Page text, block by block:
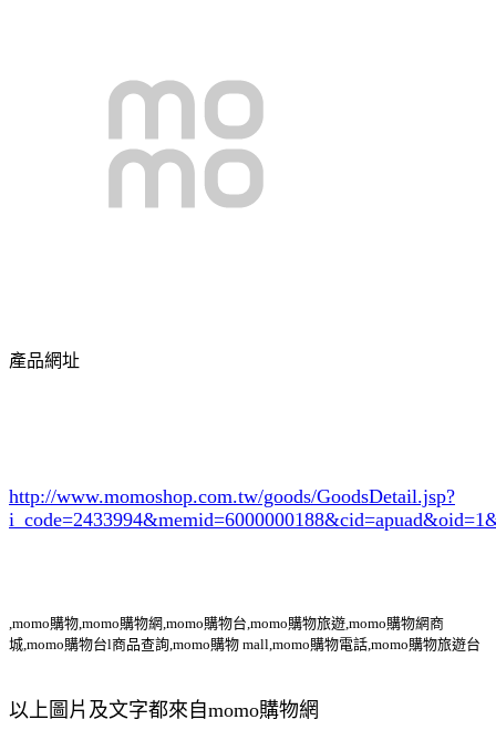
產品網址
http://www.momoshop.com.tw/goods/GoodsDetail.jsp?
i_code=2433994
,momo購物,momo購物網,momo購物台,momo購物旅遊,momo購物網商
城,momo購物台l商品查詢,momo購物 mall,momo購物電話,momo購物旅遊台
以上圖片及文字都來自momo購物網